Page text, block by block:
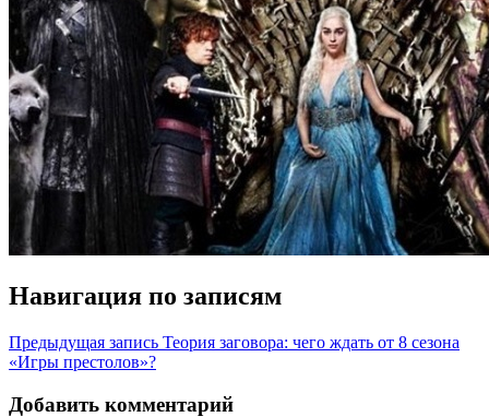
Навигация по записям
Предыдущая запись Теория заговора: чего ждать от 8 сезона
«Игры престолов»?
Добавить комментарий